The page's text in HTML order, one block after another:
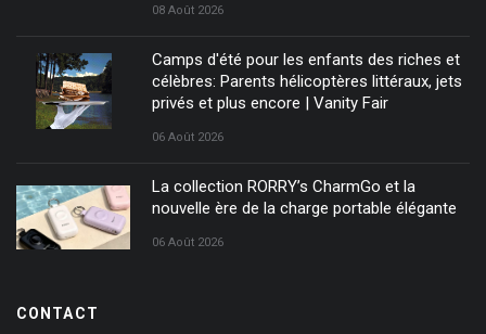
08 Août 2026
Camps d'été pour les enfants des riches et
célèbres: Parents hélicoptères littéraux, jets
privés et plus encore | Vanity Fair
06 Août 2026
La collection RORRY’s CharmGo et la
nouvelle ère de la charge portable élégante
06 Août 2026
CONTACT